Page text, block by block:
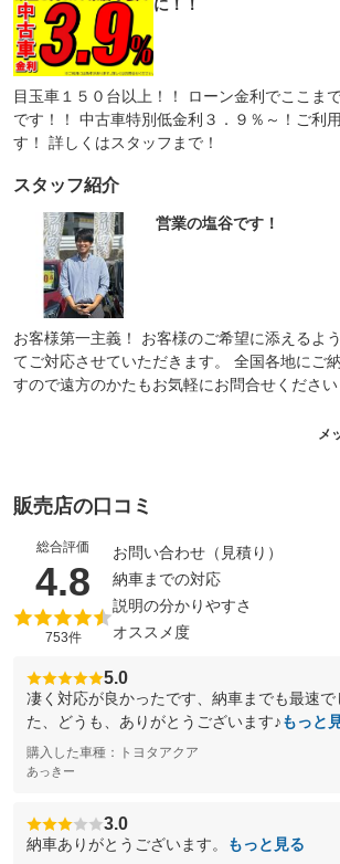
に！！
目玉車１５０台以上！！ ローン金利でここま
です！！ 中古車特別低金利３．９％～！ご利
す！ 詳しくはスタッフまで！
スタッフ紹介
営業の塩谷です！
お客様第一主義！ お客様のご希望に添えるよ
てご対応させていただきます。 全国各地にご
すので遠方のかたもお気軽にお問合せください
メ
販売店の口コミ
総合評価
4.8 （5点満点中）
753件
お問い合わせ（見積り）
納車までの対応
説明の分かりやすさ
オススメ度
5.0
凄く対応が良かったです、納車までも最速で
た、どうも、ありがとうございます♪もっと
購入した車種：トヨタアクア
あっきー
3.0
納車ありがとうございます。 もっと見る